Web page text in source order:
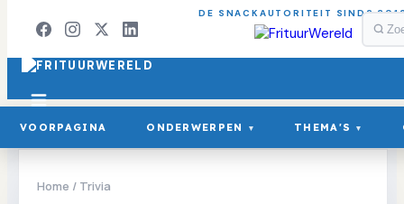
DE SNACKAUTORITEIT SINDS
VOORPAGINA ONDERWERPEN ▾ THEMA'S ▾
Home / Trivia